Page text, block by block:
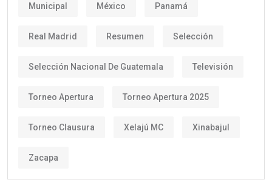
Municipal México Panamá
Real Madrid Resumen Selección
Selección Nacional De Guatemala Televisión
Torneo Apertura Torneo Apertura 2025
Torneo Clausura Xelajú MC Xinabajul
Zacapa